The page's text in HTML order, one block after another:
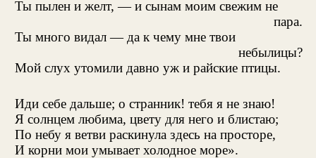
Ты пылен и желт, — и сынам моим свежим не
пара.
Ты много видал — да к чему мне твои
небылицы?
Мой слух утомили давно уж и райские птицы.
Иди себе дальше; о странник! тебя я не знаю!
Я солнцем любима, цвету для него и блистаю;
По небу я ветви раскинула здесь на просторе,
И корни мои умывает холодное море».